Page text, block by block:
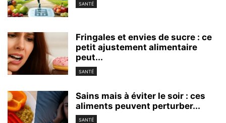
SANTÉ
Fringales et envies de sucre : ce
petit ajustement alimentaire
peut...
SANTÉ
Sains mais à éviter le soir : ces
aliments peuvent perturber...
SANTÉ